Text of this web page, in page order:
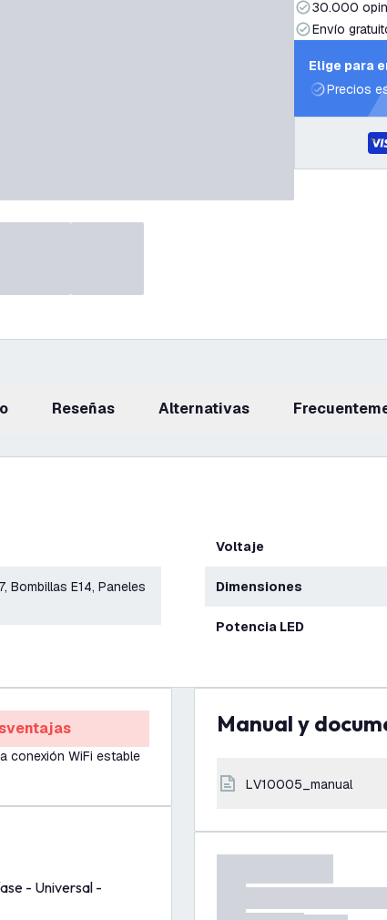
30.000
Envío
Elige para
Precios
reseñas Alternativas
Bombillas E14, Paneles
Voltaje
Dimensiones
Potencia LED
conexión WiFi estable
- Universal -
Manual y
LV10005_manual